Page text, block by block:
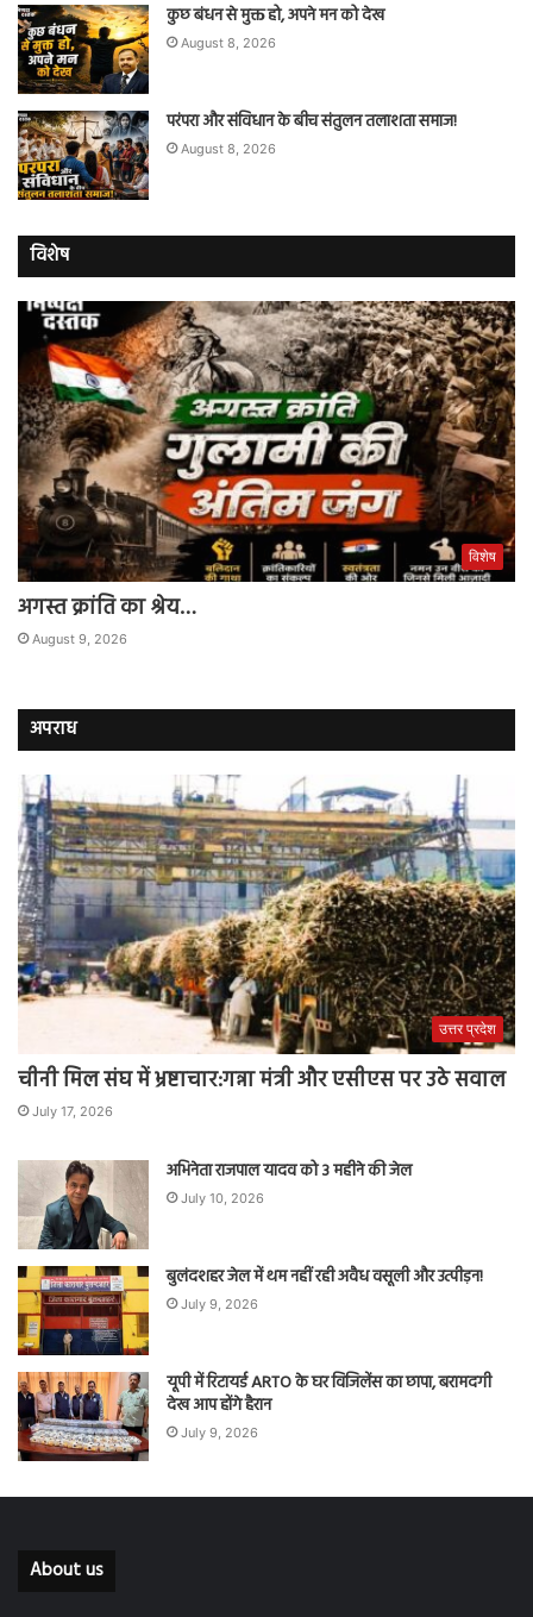
कुछ बंधन से मुक्त हो, अपने मन को देख
August 8, 2026
परंपरा और संविधान के बीच संतुलन तलाशता समाज!
August 8, 2026
विशेष
विशेष
अगस्त क्रांति का श्रेय…
August 9, 2026
अपराध
उत्तर प्रदेश
चीनी मिल संघ में भ्रष्टाचार:गन्ना मंत्री और एसीएस पर उठे सवाल
July 17, 2026
अभिनेता राजपाल यादव को 3 महीने की जेल
July 10, 2026
बुलंदशहर जेल में थम नहीं रही अवैध वसूली और उत्पीड़न!
July 9, 2026
यूपी में रिटायर्ड ARTO के घर विजिलेंस का छापा, बरामदगी
देख आप होंगे हैरान
July 9, 2026
About us